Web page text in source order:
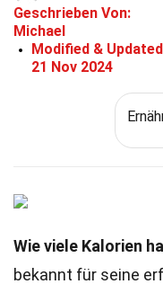
Geschrieben Von:
Michael
Modified &
21 Nov 2024
Wie viele Kalorien
bekannt für seine